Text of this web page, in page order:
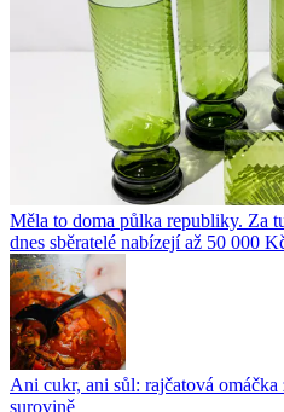
Měla to doma půlka republiky. Za
dnes sběratelé nabízejí až 50 000
Ani cukr, ani sůl: rajčatová omáčka
surovině